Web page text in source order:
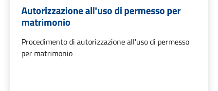
Autorizzazione all'uso di permesso per
matrimonio
Procedimento di autorizzazione all'uso di permesso
per matrimonio